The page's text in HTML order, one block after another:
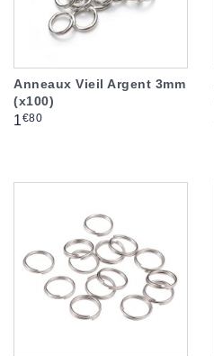
Anneaux Vieil Argent 3mm
(x100)
Prix
1€80